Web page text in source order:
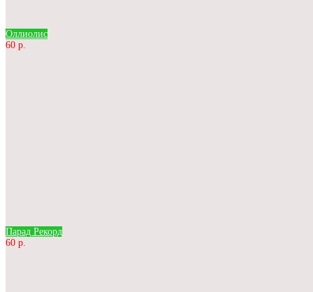
Оллиолис
60 р.
Парад Рекорд
60 р.